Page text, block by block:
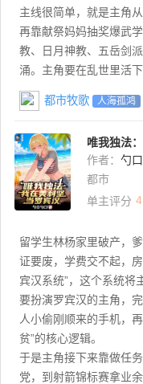
主线很简单，就是主角
再靠献祭妈妈抽奖爆武
教、日月神教、五岳剑
涌。主角要在乱世里活
都市牧歌 人海孤鸿
唯我独法
作者： 勺
都市
单主评分 4
留学生林杨家里破产，
证要废，学费交不起，
宾汉系统”，这个系统将
要扮演罗宾汉的主角，
人小偷刚顺来的手机，
贫”的核心逻辑。
于是主角接下来靠做任
党，到射箭锦标赛拿业